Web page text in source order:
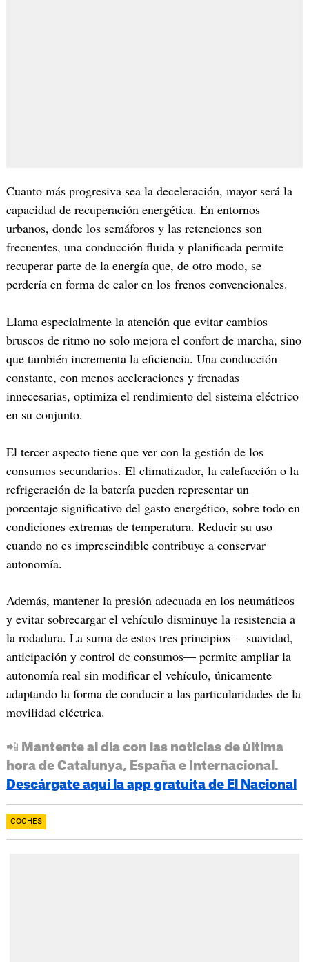
Cuanto más progresiva sea la deceleración, mayor será la
capacidad de recuperación energética. En entornos
urbanos, donde los semáforos y las retenciones son
frecuentes, una conducción fluida y planificada permite
recuperar parte de la energía que, de otro modo, se
perdería en forma de calor en los frenos convencionales.
Llama especialmente la atención que evitar cambios
bruscos de ritmo no solo mejora el confort de marcha, sino
que también incrementa la eficiencia. Una conducción
constante, con menos aceleraciones y frenadas
innecesarias, optimiza el rendimiento del sistema eléctrico
en su conjunto.
El tercer aspecto tiene que ver con la gestión de los
consumos secundarios. El climatizador, la calefacción o la
refrigeración de la batería pueden representar un
porcentaje significativo del gasto energético, sobre todo en
condiciones extremas de temperatura. Reducir su uso
cuando no es imprescindible contribuye a conservar
autonomía.
Además, mantener la presión adecuada en los neumáticos
y evitar sobrecargar el vehículo disminuye la resistencia a
la rodadura. La suma de estos tres principios —suavidad,
anticipación y control de consumos— permite ampliar la
autonomía real sin modificar el vehículo, únicamente
adaptando la forma de conducir a las particularidades de la
movilidad eléctrica.
📲 Mantente al día con las noticias de última
hora de Catalunya, España e Internacional.
Descárgate aquí la app gratuita de El Nacional
COCHES